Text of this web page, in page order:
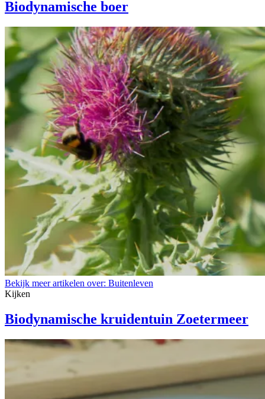
Biodynamische boer
Bekijk meer artikelen over: Buitenleven
Kijken
Biodynamische kruidentuin Zoetermeer